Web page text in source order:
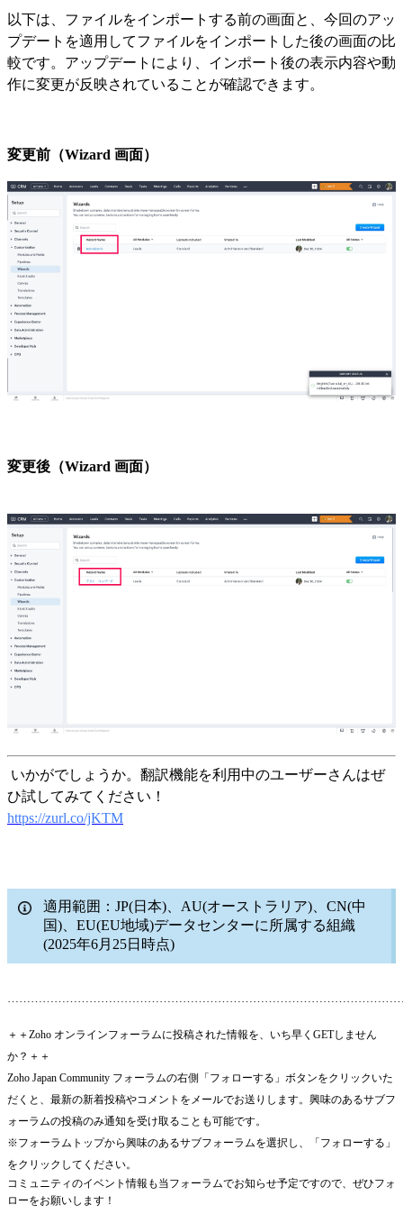
以下は、ファイルをインポートする前の画面と、今回のアッ
プデートを適用してファイルをインポートした後の画面の比
較です。アップデートにより、インポート後の表示内容や動
作に変更が反映されていることが確認できます。
変更前（Wizard 画面）
変更後 （Wizard 画面）
いかがでしょうか。翻訳機能を利用中のユーザーさんはぜ
ひ試してみてください！
https://zurl.co/jKTM
適用範囲：JP(日本)、AU(オーストラリア)、CN(中
国)、EU(EU地域)データセンターに所属する組織
(2025年6月25日時点)
＋＋Zoho オンラインフォーラムに投稿された情報を、いち早くGETしません
か？＋＋
Zoho Japan Community フォーラムの右側「フォローする」ボタンをクリックいた
だくと、最新の新着投稿やコメントをメールでお送りします。興味のあるサブフ
ォーラムの投稿のみ通知を受け取ることも可能です。
※フォーラムトップから興味のあるサブフォーラムを選択し、「フォローする」
をクリックしてください。
コミュニティのイベント情報も当フォーラムでお知らせ予定ですので、ぜひフォ
ローをお願いします！